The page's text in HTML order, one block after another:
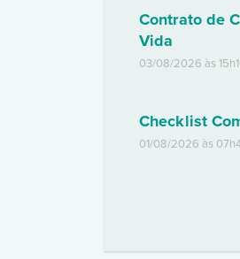
Contrato de
Vida
03/08/2026 às
Checklist
01/08/2026 às